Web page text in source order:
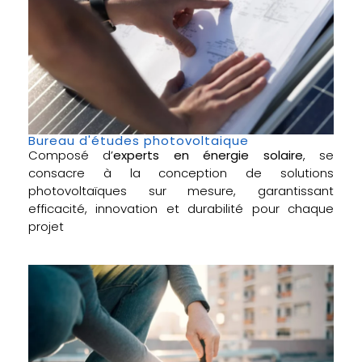
Bureau d'études photovoltaique
Composé d’experts en énergie solaire, se
consacre à la conception de solutions
photovoltaïques sur mesure, garantissant
efficacité, innovation et durabilité pour chaque
projet